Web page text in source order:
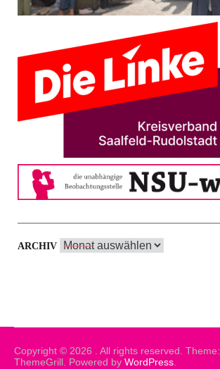
ARCHIV Archiv
Copyright © 2026 . All rights reserved. Theme:
ThemeGrill. Powered by WordPress